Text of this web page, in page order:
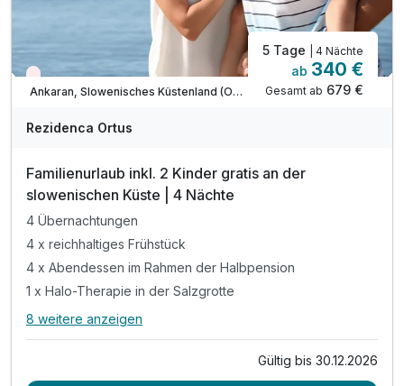
Wieder frei ab September
Ankaran, Slowenisches Küstenland (Obalno-kraska)
5 Tage | 4 Nächte
ab 340 €
Gesamt ab 679 €
Rezidenca Ortus
Familienurlaub inkl. 2 Kinder gratis an der
slowenischen Küste | 4 Nächte
4 Übernachtungen
4 x reichhaltiges Frühstück
4 x Abendessen im Rahmen der Halbpension
1 x Halo-Therapie in der Salzgrotte
Alle Inklusivleistungen
8 weitere anzeigen
Gültig bis 30.12.2026